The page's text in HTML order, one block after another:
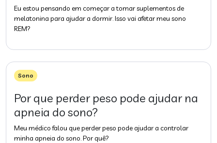
Eu estou pensando em começar a tomar suplementos de
melatonina para ajudar a dormir. Isso vai afetar meu sono
REM?
Sono
Por que perder peso pode ajudar na
apneia do sono?
Meu médico falou que perder peso pode ajudar a controlar
minha apneia do sono. Por quê?